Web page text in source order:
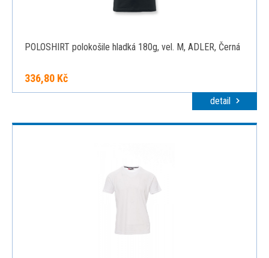
POLOSHIRT polokošile hladká 180g, vel. M, ADLER, Černá
336,80 Kč
detail